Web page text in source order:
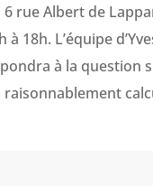
6 rue Albert de
à 18h. L’équipe
à la question
raisonnablement